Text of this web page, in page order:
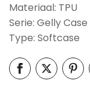
Materiaal: TPU
Serie: Gelly Case
Type: Softcase